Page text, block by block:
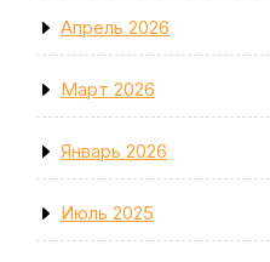
Апрель 2026
Март 2026
Январь 2026
Июль 2025